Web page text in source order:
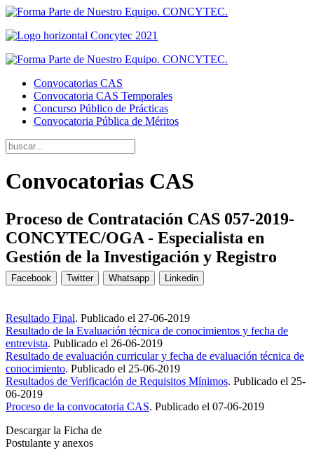
Convocatorias CAS
Convocatoria CAS Temporales
Concurso Público de Prácticas
Convocatoria Pública de Méritos
Convocatorias CAS
Proceso de Contratación CAS 057-2019-
CONCYTEC/OGA - Especialista en
Gestión de la Investigación y Registro
Facebook Twitter Whatsapp Linkedin
Resultado Final. Publicado el 27-06-2019
Resultado de la Evaluación técnica de conocimientos y fecha de
entrevista. Publicado el 26-06-2019
Resultado de evaluación curricular y fecha de evaluación técnica de
conocimiento. Publicado el 25-06-2019
Resultados de Verificación de Requisitos Mínimos. Publicado el 25-
06-2019
Proceso de la convocatoria CAS. Publicado el 07-06-2019
Descargar la Ficha de
Postulante y anexos